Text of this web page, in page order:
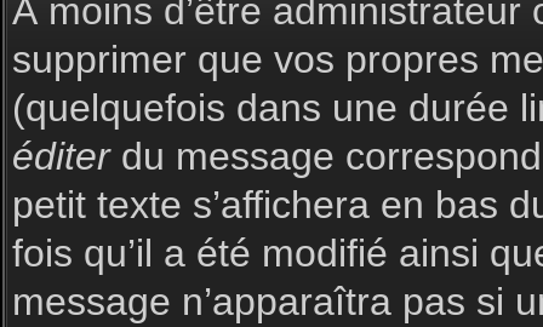
À moins d’être
supprimer que vos propres
(quelquefois dans une durée
éditerdu message
petit texte s’affichera en bas
fois qu’il a été modifié ainsi
message n’apparaîtra pas si